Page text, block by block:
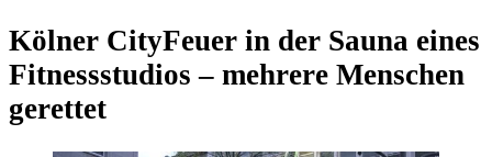
Kölner CityFeuer in der Sauna eines
Fitnessstudios – mehrere Menschen
gerettet